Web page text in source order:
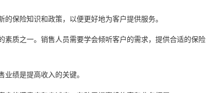
保险知识和政策，以便更好地为客户提供服务。
质之一。销售人员需要学会倾听客户的需求，提供合适的保险
绩是提高收入的关键。